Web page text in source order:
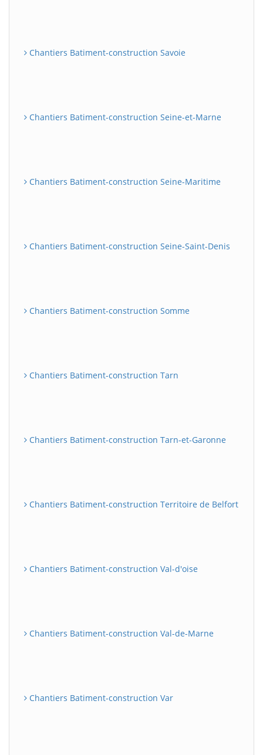
Chantiers Batiment-construction Savoie
Chantiers Batiment-construction Seine-et-Marne
Chantiers Batiment-construction Seine-Maritime
Chantiers Batiment-construction Seine-Saint-Denis
Chantiers Batiment-construction Somme
Chantiers Batiment-construction Tarn
Chantiers Batiment-construction Tarn-et-Garonne
Chantiers Batiment-construction Territoire de Belfort
Chantiers Batiment-construction Val-d'oise
Chantiers Batiment-construction Val-de-Marne
Chantiers Batiment-construction Var